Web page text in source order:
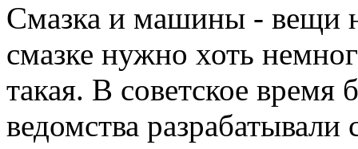
Смазка и машины - вещи
смазке нужно хоть
такая. В советское время
ведомства